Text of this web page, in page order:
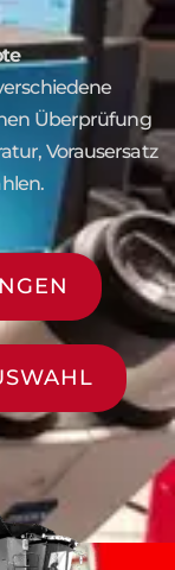
Überprüfung
Vorausersatz